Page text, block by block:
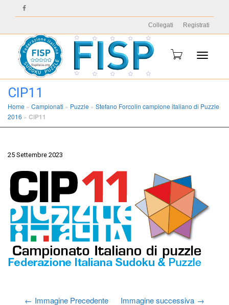
Collegati Registrati
CIP11
Home » Campionati » Puzzle » Stefano Forcolin campione italiano di Puzzle
2016 » CIP11
25 Settembre 2023
Immagine Precedente Immagine successiva